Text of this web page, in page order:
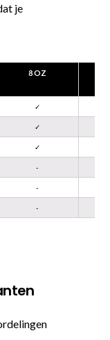
je
8 OZ
✓
✓
✓
-
-
-